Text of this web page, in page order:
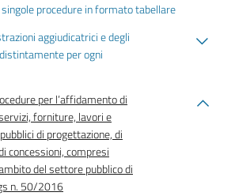
procedure in formato tabellare
aggiudicatrici e degli
per ogni
per l’affidamento di
forniture, lavori e
di progettazione, di
concessioni, compresi
del settore pubblico di
n. 50/2016